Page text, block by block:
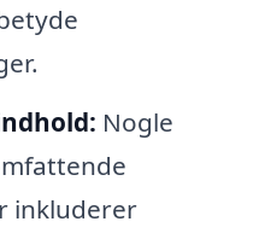
Nogle
inkluderer